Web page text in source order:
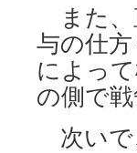
また、
与の仕
によっ
の側で
次いで